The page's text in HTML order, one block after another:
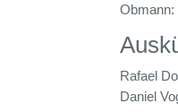
Rafael
Daniel